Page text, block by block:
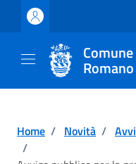
Vai ai contenuti
Vai al footer
Romano
Home / Novità /
/